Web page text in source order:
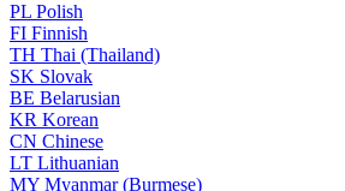
PL Polish
FI Finnish
TH Thai (Thailand)
SK Slovak
BE Belarusian
KR Korean
CN Chinese
LT Lithuanian
MY Myanmar (Burmese)